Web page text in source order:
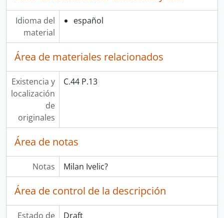
Idioma del
material
español
Área de materiales relacionados
Existencia y
localización
de
originales
C.44 P.13
Área de notas
Notas Milan Ivelic?
Área de control de la descripción
Estado de
Draft